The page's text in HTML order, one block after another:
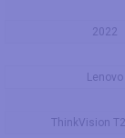
2022
Lenovo
ThinkVision